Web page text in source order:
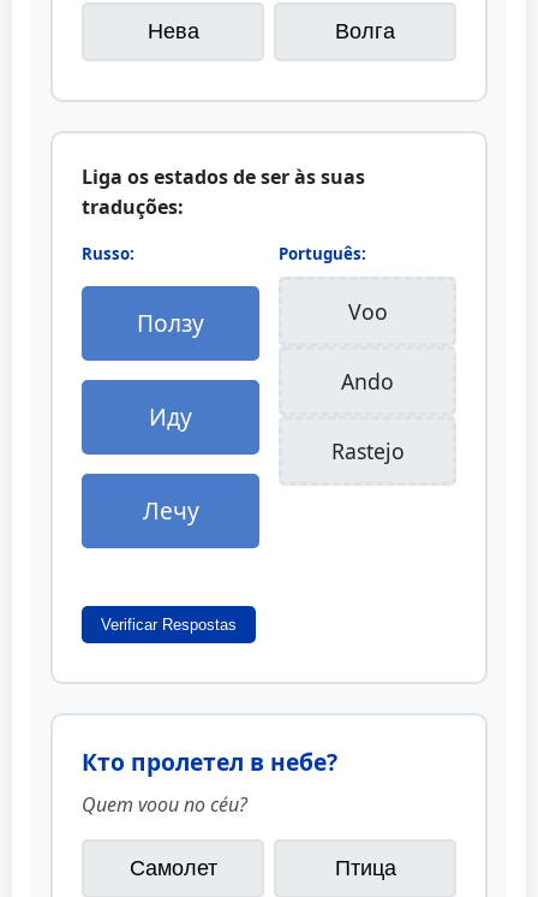
Нева Волга
Liga os estados de ser às suas
traduções:
Russo:
Ползу
Иду
Лечу
Português:
Voo
Ando
Rastejo
Verificar Respostas
Кто пролетел в небе?
Quem voou no céu?
Самолет Птица